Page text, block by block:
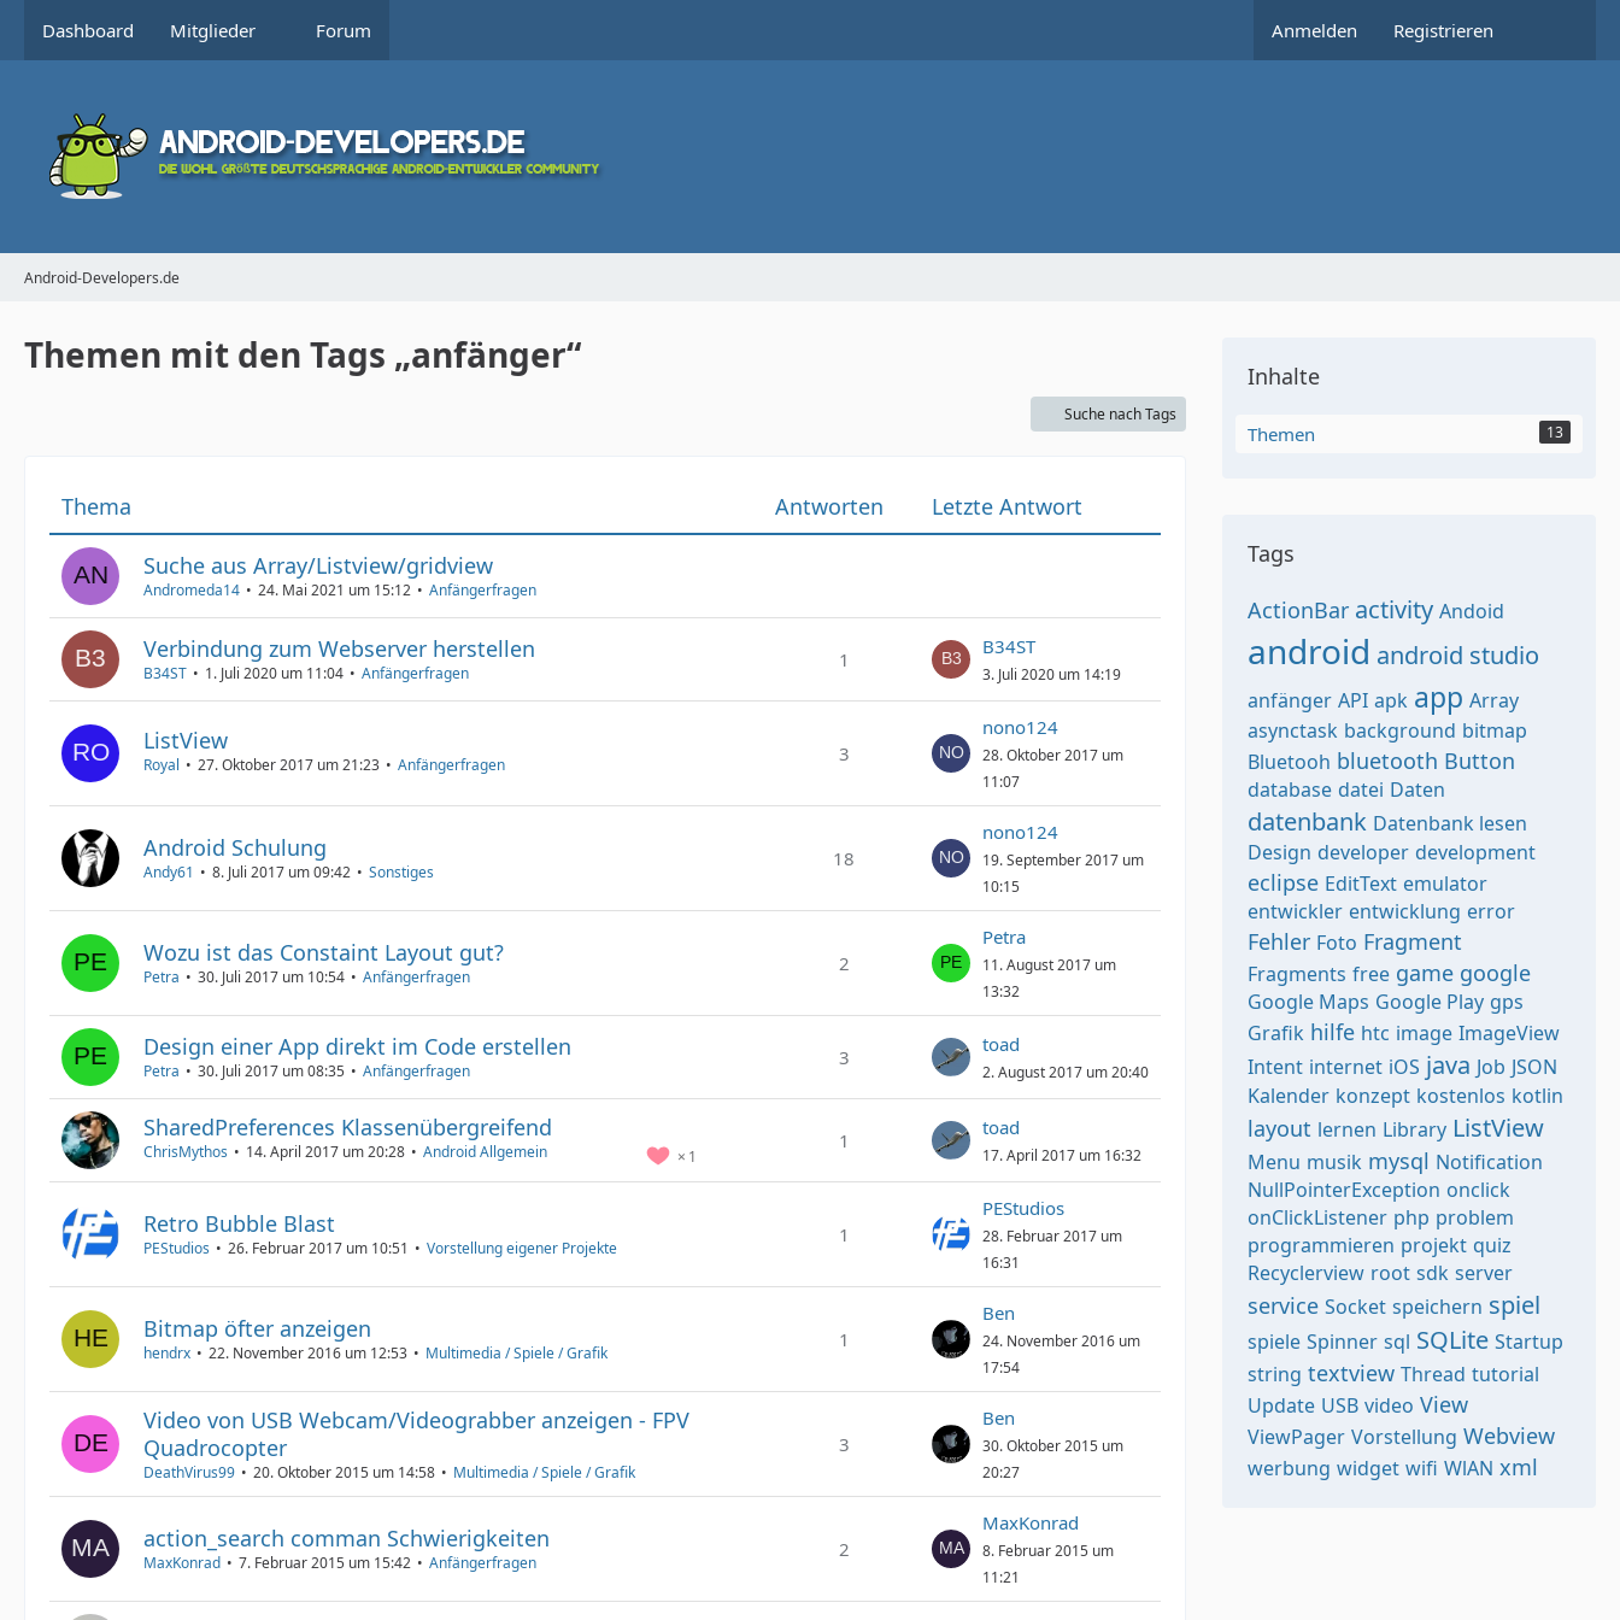
Dashboard Mitglieder Forum Anmelden Registrieren
Android-Developers.de
Themen mit den Tags „anfänger“
Suche nach Tags
Thema Antworten Letzte Antwort
Suche aus Array/Listview/gridview
Andromeda14 24. Mai 2021 um 15:12 Anfängerfragen
Verbindung zum Webserver herstellen
B34ST 1. Juli 2020 um 11:04 Anfängerfragen
1
B34ST
3. Juli 2020 um 14:19
ListView
Royal 27. Oktober 2017 um 21:23 Anfängerfragen 3
nono124
28. Oktober 2017 um
11:07
Android Schulung
Andy61 8. Juli 2017 um 09:42 Sonstiges
18
nono124
19. September 2017 um
10:15
Wozu ist das Constaint Layout gut?
Petra 30. Juli 2017 um 10:54 Anfängerfragen
2
Petra
11. August 2017 um
13:32
Design einer App direkt im Code erstellen
Petra 30. Juli 2017 um 08:35 Anfängerfragen
3
toad
2. August 2017 um 20:40
SharedPreferences Klassenübergreifend
1
ChrisMythos 14. April 2017 um 20:28 Android Allgemein 1
toad
17. April 2017 um 16:32
Retro Bubble Blast
PEStudios 26. Februar 2017 um 10:51 Vorstellung eigener Projekte
1
PEStudios
28. Februar 2017 um
16:31
Bitmap öfter anzeigen
hendrx 22. November 2016 um 12:53 Multimedia / Spiele / Grafik
1
Ben
24. November 2016 um
17:54
Video von USB Webcam/Videograbber anzeigen - FPV
Quadrocopter
DeathVirus99 20. Oktober 2015 um 14:58 Multimedia / Spiele / Grafik
3
Ben
30. Oktober 2015 um
20:27
action_search comman Schwierigkeiten
MaxKonrad 7. Februar 2015 um 15:42 Anfängerfragen
2
MaxKonrad
8. Februar 2015 um
11:21
Inhalte
Themen 13
Tags
ActionBar activity Andoid
android android studio
anfänger API apk app Array
asynctask background bitmap
Bluetooh bluetooth Button
database datei Daten
datenbank Datenbank lesen
Design developer development
eclipse EditText emulator
entwickler entwicklung error
Fehler Foto Fragment
Fragments free game google
Google Maps Google Play gps
Grafik hilfe htc image ImageView
Intent internet iOS java Job JSON
Kalender konzept kostenlos kotlin
layout lernen Library ListView
Menu musik mysql Notification
NullPointerException onclick
onClickListener php problem
programmieren projekt quiz
Recyclerview root sdk server
service Socket speichern spiel
spiele Spinner sql SQLite Startup
string textview Thread tutorial
Update USB video View
ViewPager Vorstellung Webview
werbung widget wifi WlAN xml